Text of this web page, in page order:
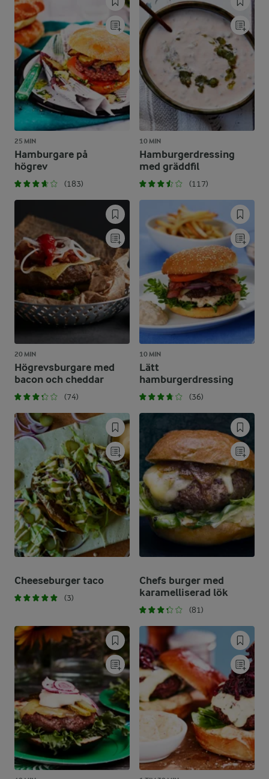
25 MIN
Hamburgare på
högrev
(183)
10 MIN
Hamburgerdressing
med gräddfil
(117)
20 MIN
Högrevsburgare med
bacon och cheddar
(74)
10 MIN
Lätt
hamburgerdressing
(36)
Cheeseburger taco
(3)
Chefs burger med
karamelliserad lök
(81)